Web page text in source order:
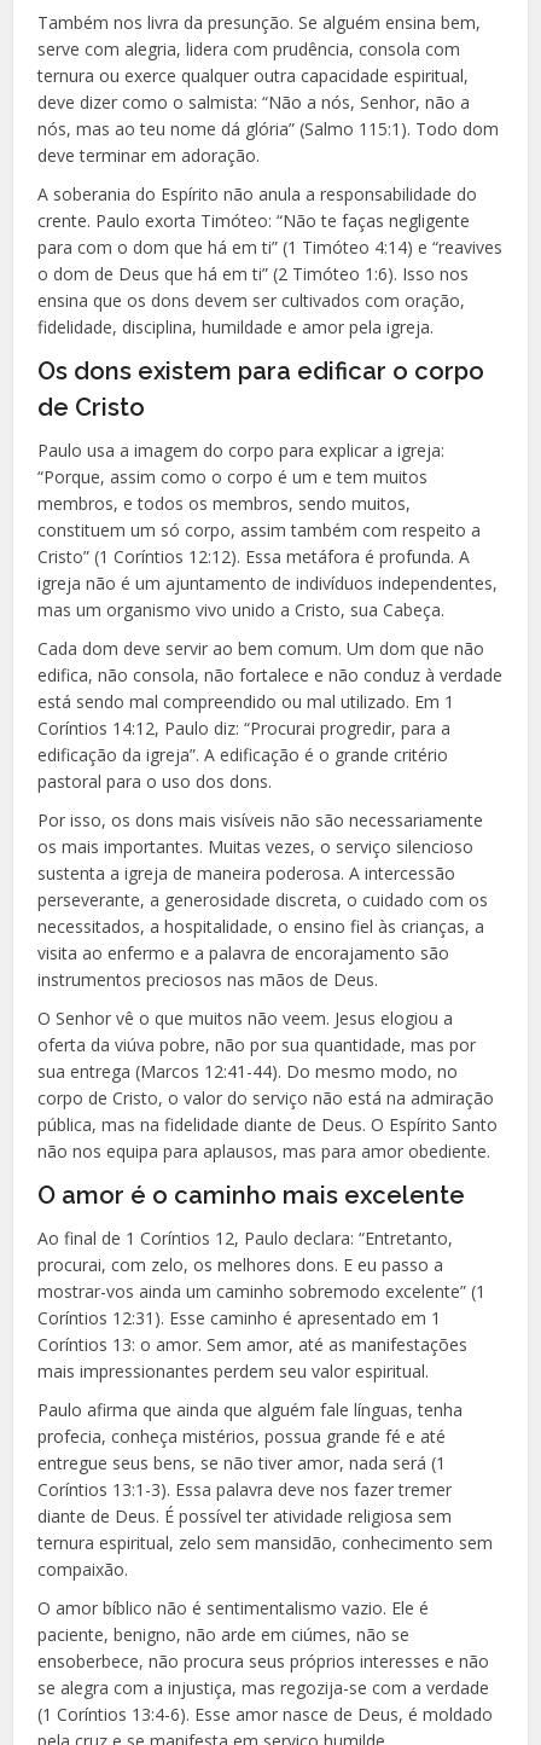
Também nos livra da presunção. Se alguém ensina bem,
serve com alegria, lidera com prudência, consola com
ternura ou exerce qualquer outra capacidade espiritual,
deve dizer como o salmista: “Não a nós, Senhor, não a
nós, mas ao teu nome dá glória” (Salmo 115:1). Todo dom
deve terminar em adoração.
A soberania do Espírito não anula a responsabilidade do
crente. Paulo exorta Timóteo: “Não te faças negligente
para com o dom que há em ti” (1 Timóteo 4:14) e “reavives
o dom de Deus que há em ti” (2 Timóteo 1:6). Isso nos
ensina que os dons devem ser cultivados com oração,
fidelidade, disciplina, humildade e amor pela igreja.
Os dons existem para edificar o corpo
de Cristo
Paulo usa a imagem do corpo para explicar a igreja:
“Porque, assim como o corpo é um e tem muitos
membros, e todos os membros, sendo muitos,
constituem um só corpo, assim também com respeito a
Cristo” (1 Coríntios 12:12). Essa metáfora é profunda. A
igreja não é um ajuntamento de indivíduos independentes,
mas um organismo vivo unido a Cristo, sua Cabeça.
Cada dom deve servir ao bem comum. Um dom que não
edifica, não consola, não fortalece e não conduz à verdade
está sendo mal compreendido ou mal utilizado. Em 1
Coríntios 14:12, Paulo diz: “Procurai progredir, para a
edificação da igreja”. A edificação é o grande critério
pastoral para o uso dos dons.
Por isso, os dons mais visíveis não são necessariamente
os mais importantes. Muitas vezes, o serviço silencioso
sustenta a igreja de maneira poderosa. A intercessão
perseverante, a generosidade discreta, o cuidado com os
necessitados, a hospitalidade, o ensino fiel às crianças, a
visita ao enfermo e a palavra de encorajamento são
instrumentos preciosos nas mãos de Deus.
O Senhor vê o que muitos não veem. Jesus elogiou a
oferta da viúva pobre, não por sua quantidade, mas por
sua entrega (Marcos 12:41-44). Do mesmo modo, no
corpo de Cristo, o valor do serviço não está na admiração
pública, mas na fidelidade diante de Deus. O Espírito Santo
não nos equipa para aplausos, mas para amor obediente.
O amor é o caminho mais excelente
Ao final de 1 Coríntios 12, Paulo declara: “Entretanto,
procurai, com zelo, os melhores dons. E eu passo a
mostrar-vos ainda um caminho sobremodo excelente” (1
Coríntios 12:31). Esse caminho é apresentado em 1
Coríntios 13: o amor. Sem amor, até as manifestações
mais impressionantes perdem seu valor espiritual.
Paulo afirma que ainda que alguém fale línguas, tenha
profecia, conheça mistérios, possua grande fé e até
entregue seus bens, se não tiver amor, nada será (1
Coríntios 13:1-3). Essa palavra deve nos fazer tremer
diante de Deus. É possível ter atividade religiosa sem
ternura espiritual, zelo sem mansidão, conhecimento sem
compaixão.
O amor bíblico não é sentimentalismo vazio. Ele é
paciente, benigno, não arde em ciúmes, não se
ensoberbece, não procura seus próprios interesses e não
se alegra com a injustiça, mas regozija-se com a verdade
(1 Coríntios 13:4-6). Esse amor nasce de Deus, é moldado